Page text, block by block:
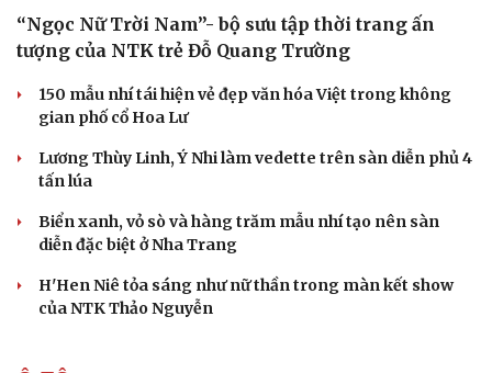
Săn Tour
check-in
Câu chuyện thời sự
Đọc truyện đêm khuya
Cửa sổ tình yêu
Hạt giống tâm hồn
“Ngọc Nữ Trời Nam”- bộ sưu tập thời trang ấn
tượng của NTK trẻ Đỗ Quang Trường